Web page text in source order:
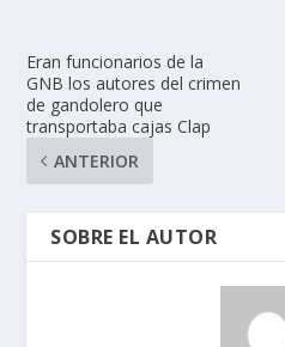
Eran funcionarios de la
GNB los autores del crimen
de gandolero que
transportaba cajas Clap
ANTERIOR
SOBRE EL AUTOR